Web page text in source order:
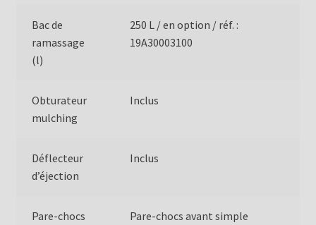
Bac de
ramassage
(l)
250 L / en option / réf. :
19A30003100
Obturateur
mulching
Inclus
Déflecteur
d’éjection
Inclus
Pare-chocs Pare-chocs avant simple